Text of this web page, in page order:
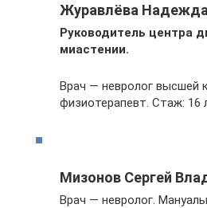
Журавлёва
Руководитель центра
миастении.
Врач — невролог высшей
физиотерапевт. Стаж: 16
Мизонов Сергей
Врач — невролог.